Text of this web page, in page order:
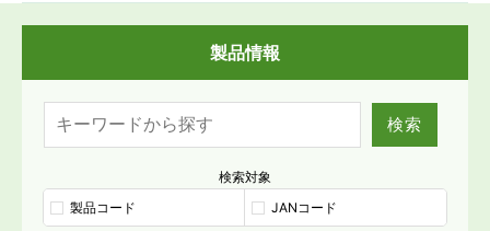
製品情報
検索
検索対象
製品コード
JANコード